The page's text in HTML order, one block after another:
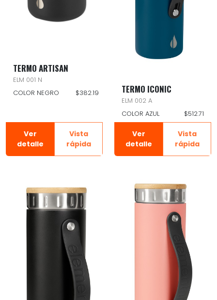
TERMO ARTISAN
ELM 001 N
COLOR NEGRO
$382.19
Ver
detalle
Vista
rápida
TERMO ICONIC
ELM 002 A
COLOR AZUL
$512.71
Ver
detalle
Vista
rápida